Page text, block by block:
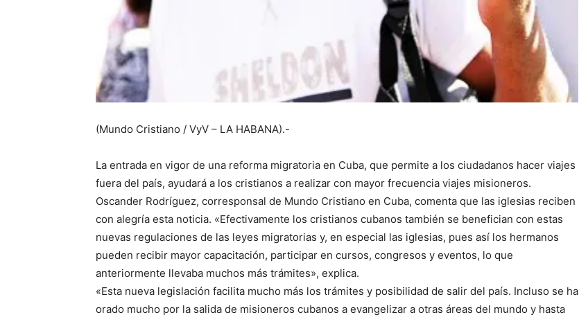
(Mundo Cristiano / VyV – LA HABANA).-
La entrada en vigor de una reforma migratoria en Cuba, que permite a los ciudadanos hacer viajes
fuera del país, ayudará a los cristianos a realizar con mayor frecuencia viajes misioneros.
Oscander Rodríguez, corresponsal de Mundo Cristiano en Cuba, comenta que las iglesias reciben
con alegría esta noticia. «Efectivamente los cristianos cubanos también se benefician con estas
nuevas regulaciones de las leyes migratorias y, en especial las iglesias, pues así los hermanos
pueden recibir mayor capacitación, participar en cursos, congresos y eventos, lo que
anteriormente llevaba muchos más trámites», explica.
«Esta nueva legislación facilita mucho más los trámites y posibilidad de salir del país. Incluso se ha
orado mucho por la salida de misioneros cubanos a evangelizar a otras áreas del mundo y hasta